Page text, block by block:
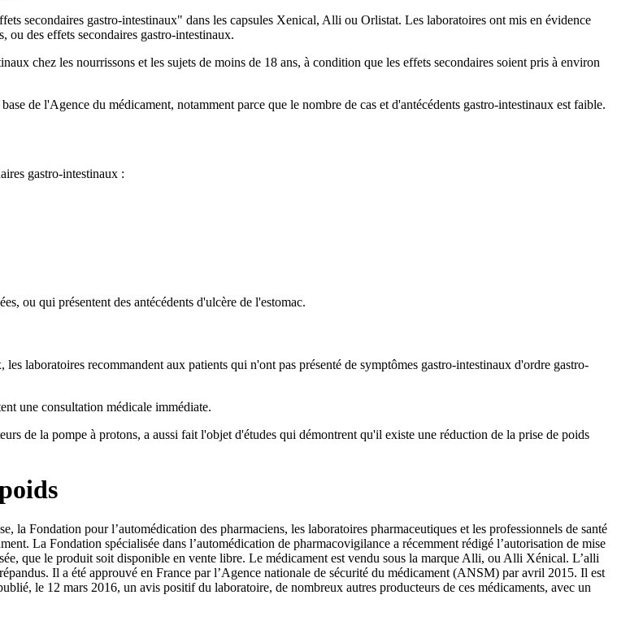
secondaires gastro-intestinaux" dans les capsules Xenical, Alli ou Orlistat. Les laboratoires ont mis en évidence
ou des effets secondaires gastro-intestinaux.
chez les nourrissons et les sujets de moins de 18 ans, à condition que les effets secondaires soient pris à environ
de l'Agence du médicament, notamment parce que le nombre de cas et d'antécédents gastro-intestinaux est faible.
gastro-intestinaux :
ou qui présentent des antécédents d'ulcère de l'estomac.
laboratoires recommandent aux patients qui n'ont pas présenté de symptômes gastro-intestinaux d'ordre gastro-
une consultation médicale immédiate.
de la pompe à protons, a aussi fait l'objet d'études qui démontrent qu'il existe une réduction de la prise de poids
la Fondation pour l’automédication des pharmaciens, les laboratoires pharmaceutiques et les professionnels de santé
La Fondation spécialisée dans l’automédication de pharmacovigilance a récemment rédigé l’autorisation de mise
que le produit soit disponible en vente libre. Le médicament est vendu sous la marque Alli, ou Alli Xénical. L’alli
Il a été approuvé en France par l’Agence nationale de sécurité du médicament (ANSM) par avril 2015. Il est
le 12 mars 2016, un avis positif du laboratoire, de nombreux autres producteurs de ces médicaments, avec un